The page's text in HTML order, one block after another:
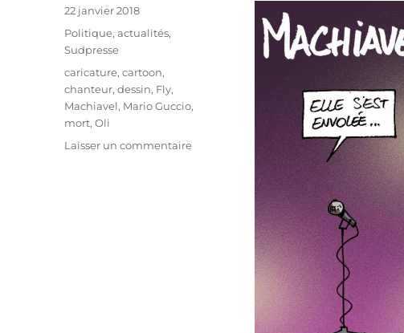
Publié
22 janvier 2018
Catégories
Politique, actualités,
Sudpresse
Étiquettes
caricature,cartoon,
chanteur,dessin, Fly,
Machiavel, Mario Guccio,
mort,Oli
Laisser un commentairesur